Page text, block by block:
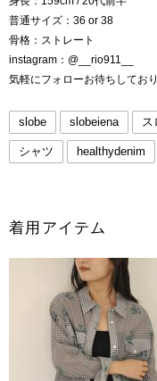
普通サイズ：36 or 38
骨格：ストレート
instagram：@__rio911__
気軽にフォローお待ちしてお
slobe slobeiena ス
シャツ healthydenim
着用アイテム